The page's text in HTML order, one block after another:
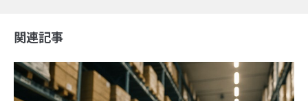
関連記事